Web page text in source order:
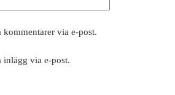
via e-post.
inlägg via e-post.